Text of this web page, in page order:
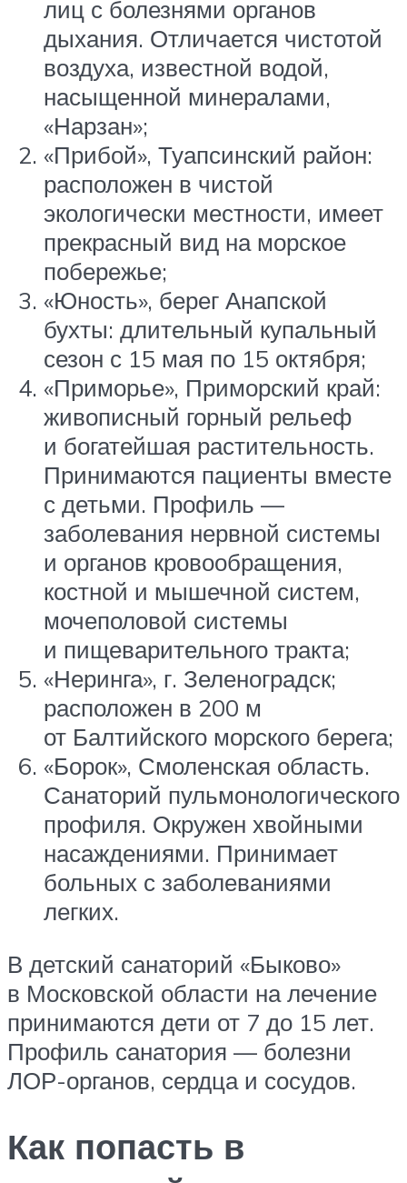
лиц с болезнями органов
дыхания. Отличается чистотой
воздуха, известной водой,
насыщенной минералами,
«Нарзан»;
«Прибой», Туапсинский район:
расположен в чистой
экологически местности, имеет
прекрасный вид на морское
побережье;
«Юность», берег Анапской
бухты: длительный купальный
сезон с 15 мая по 15 октября;
«Приморье», Приморский край:
живописный горный рельеф
и богатейшая растительность.
Принимаются пациенты вместе
с детьми. Профиль —
заболевания нервной системы
и органов кровообращения,
костной и мышечной систем,
мочеполовой системы
и пищеварительного тракта;
«Неринга», г. Зеленоградск;
расположен в 200 м
от Балтийского морского берега;
«Борок», Смоленская область.
Санаторий пульмонологического
профиля. Окружен хвойными
насаждениями. Принимает
больных с заболеваниями
легких.
В детский санаторий «Быково»
в Московской области на лечение
принимаются дети от 7 до 15 лет.
Профиль санатория — болезни
ЛОР-органов, сердца и сосудов.
Как попасть в